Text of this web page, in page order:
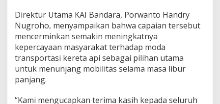
e
n
u
m
p
a
g
r
Direktur Utama KAI Bandara, Porwanto Handry
Nugroho, menyampaikan bahwa capaian tersebut
mencerminkan semakin meningkatnya
kepercayaan masyarakat terhadap moda
transportasi kereta api sebagai pilihan utama
untuk menunjang mobilitas selama masa libur
panjang.
“Kami mengucapkan terima kasih kepada seluruh